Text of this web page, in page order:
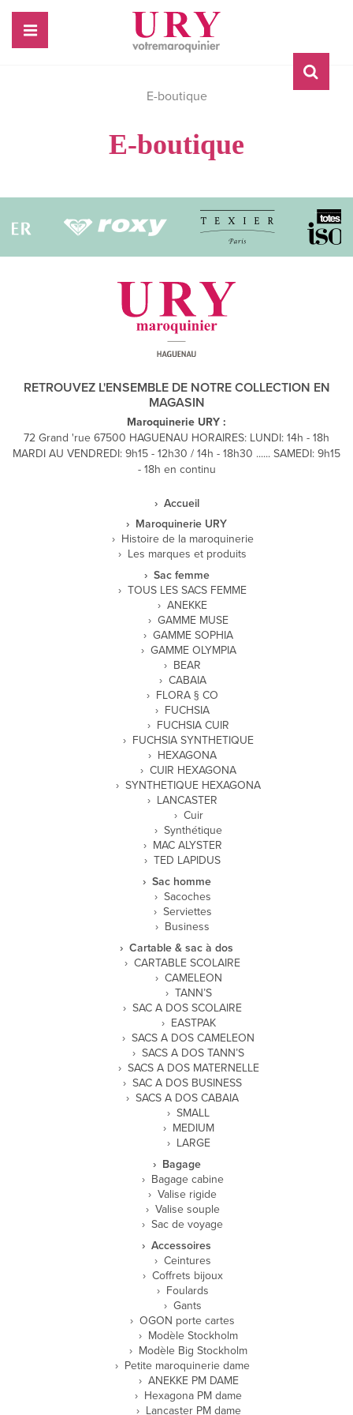
E-boutique
E-boutique
RETROUVEZ L'ENSEMBLE DE NOTRE COLLECTION EN
MAGASIN
Maroquinerie URY :
72 Grand 'rue 67500 HAGUENAU HORAIRES: LUNDI: 14h - 18h
MARDI AU VENDREDI: 9h15 - 12h30 / 14h - 18h30 ...... SAMEDI: 9h15
- 18h en continu
Accueil
Maroquinerie URY
Histoire de la maroquinerie
Les marques et produits
Sac femme
TOUS LES SACS FEMME
ANEKKE
GAMME MUSE
GAMME SOPHIA
GAMME OLYMPIA
BEAR
CABAIA
FLORA § CO
FUCHSIA
FUCHSIA CUIR
FUCHSIA SYNTHETIQUE
HEXAGONA
CUIR HEXAGONA
SYNTHETIQUE HEXAGONA
LANCASTER
Cuir
Synthétique
MAC ALYSTER
TED LAPIDUS
Sac homme
Sacoches
Serviettes
Business
Cartable & sac à dos
CARTABLE SCOLAIRE
CAMELEON
TANN’S
SAC A DOS SCOLAIRE
EASTPAK
SACS A DOS CAMELEON
SACS A DOS TANN’S
SACS A DOS MATERNELLE
SAC A DOS BUSINESS
SACS A DOS CABAIA
SMALL
MEDIUM
LARGE
Bagage
Bagage cabine
Valise rigide
Valise souple
Sac de voyage
Accessoires
Ceintures
Coffrets bijoux
Foulards
Gants
OGON porte cartes
Modèle Stockholm
Modèle Big Stockholm
Petite maroquinerie dame
ANEKKE PM DAME
Hexagona PM dame
Lancaster PM dame